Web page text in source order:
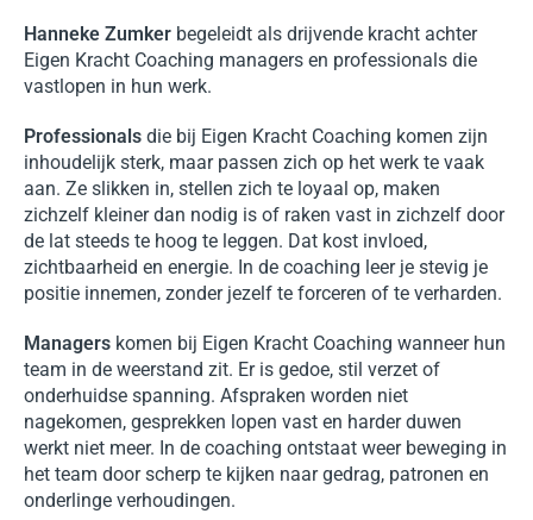
Hanneke Zumker begeleidt als drijvende kracht achter
Eigen Kracht Coaching managers en professionals die
vastlopen in hun werk.
Professionals die bij Eigen Kracht Coaching komen zijn
inhoudelijk sterk, maar passen zich op het werk te vaak
aan. Ze slikken in, stellen zich te loyaal op, maken
zichzelf kleiner dan nodig is of raken vast in zichzelf door
de lat steeds te hoog te leggen. Dat kost invloed,
zichtbaarheid en energie. In de coaching leer je stevig je
positie innemen, zonder jezelf te forceren of te verharden.
Managers komen bij Eigen Kracht Coaching wanneer hun
team in de weerstand zit. Er is gedoe, stil verzet of
onderhuidse spanning. Afspraken worden niet
nagekomen, gesprekken lopen vast en harder duwen
werkt niet meer. In de coaching ontstaat weer beweging in
het team door scherp te kijken naar gedrag, patronen en
onderlinge verhoudingen.